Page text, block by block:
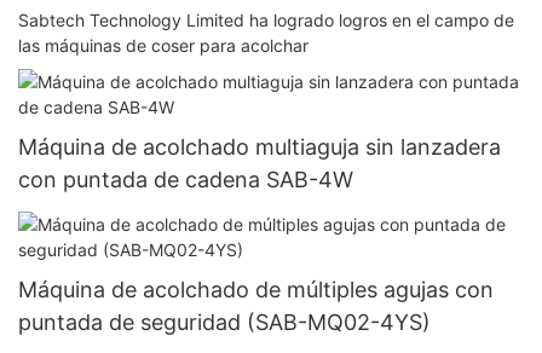
Sabtech Technology Limited ha logrado logros en el campo de
las máquinas de coser para acolchar
Máquina de acolchado multiaguja sin lanzadera
con puntada de cadena SAB-4W
Máquina de acolchado de múltiples agujas con
puntada de seguridad (SAB-MQ02-4YS)